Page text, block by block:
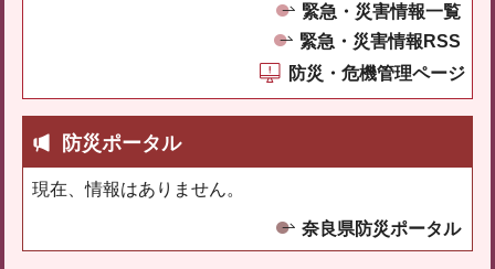
緊急・災害情報一覧
緊急・災害情報RSS
防災・危機管理ページ
防災ポータル
現在、情報はありません。
奈良県防災ポータル